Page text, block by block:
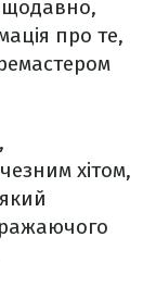
про те,
хітом,